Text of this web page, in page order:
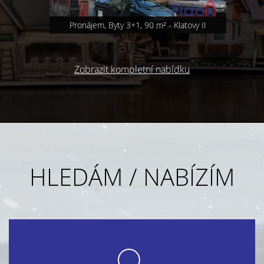
Prodej domu, Nádražní 42, Klatovy III, Klatovy
Zobrazit kompletní nabídku
HLEDÁM / NABÍZÍM